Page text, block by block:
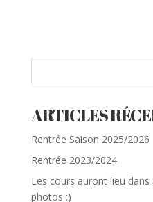
ARTICLES
Rentrée Saison 2025/2026
Rentrée 2023/2024
Les cours auront lieu
photos :)